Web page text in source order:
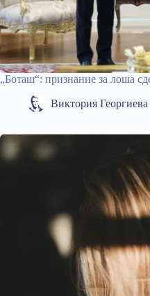
„Боташ“: признание за лоша
Виктория Георгиева